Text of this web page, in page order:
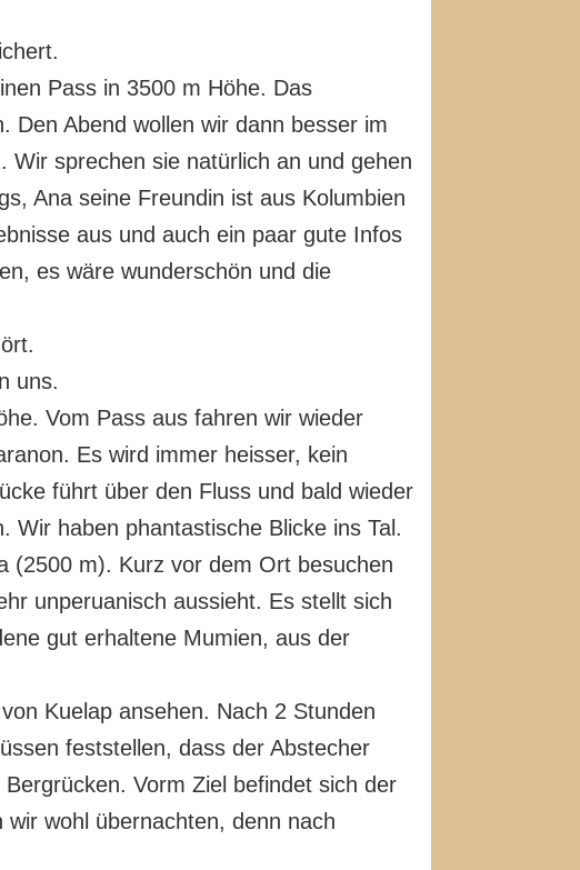
Pass in 3500 m Höhe. Das
Den Abend wollen wir dann besser im
sprechen sie natürlich an und gehen
Ana seine Freundin ist aus Kolumbien
aus und auch ein paar gute Infos
es wäre wunderschön und die
uns.
Vom Pass aus fahren wir wieder
Es wird immer heisser, kein
führt über den Fluss und bald wieder
Wir haben phantastische Blicke ins Tal.
(2500 m). Kurz vor dem Ort besuchen
unperuanisch aussieht. Es stellt sich
gut erhaltene Mumien, aus der
Kuelap ansehen. Nach 2 Stunden
feststellen, dass der Abstecher
Vorm Ziel befindet sich der
wohl übernachten, denn nach